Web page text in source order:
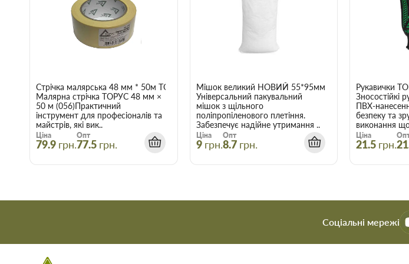
Гнучкі знижки:Діє гнучка система знижок, варто лише враховувати, що оптова ціна в
нашому інтернет-магазині починає діяти при купівлі двох і більше товарів.
Купити Клей для МДФ Akfix 200 мл+50 мл в Запоріжжі
Стрічка малярська 48 мм * 50м ТОРУС 056
Малярна стрічка ТОРУС 48 мм ×
50 м (056)Практичний
інструмент для професіоналів та
майстрів, які вик..
Ціна
79.9 грн.
Опт
77.5 грн.
Мішок великий НОВИЙ 55*95мм
Універсальний пакувальний
мішок з щільного
поліпропіленового плетіння.
Забезпечує надійне утримання ..
Ціна
9 грн.
Опт
8.7 грн.
Рукавички
Зносостійкі
ПВХ-
безпеку та
виконання
Ціна
21.5 грн.
Соціальні мережі